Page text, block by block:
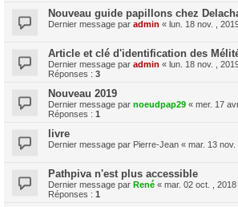
Nouveau guide papillons chez
Dernier message par admin « lun. 18 nov. ,
Article et clé d'identification des
Dernier message par admin « lun. 18 nov. ,
Réponses : 3
Nouveau 2019
Dernier message par noeudpap29 « mer. 17
Réponses : 1
livre
Dernier message par Pierre-Jean « mar. 13
Pathpiva n'est plus accessible
Dernier message par René « mar. 02 oct. ,
Réponses : 1